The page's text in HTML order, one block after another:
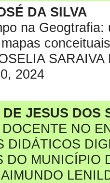
DA SILVA
na
conceituais
SARAIVA
2024
JESUS DOS
NO
DIDÁTICOS
DO MUNICÍPIO